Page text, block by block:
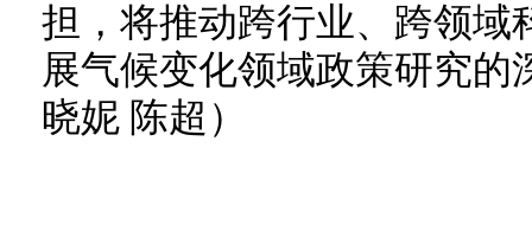
担，将推动跨行业、跨领域
展气候变化领域政策研究
晓妮 陈超）